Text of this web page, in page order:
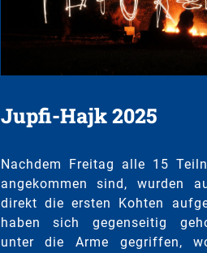
Jupfi-Hajk 2025
Nachdem Freitag alle 15
angekommen sind, wurden
direkt die ersten Kohten
haben sich gegenseitig
unter die Arme gegriffen,